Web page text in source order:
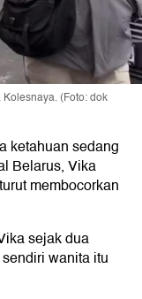
(Foto: dok
ketahuan sedang
Belarus, Vika
membocorkan
sejak dua
wanita itu